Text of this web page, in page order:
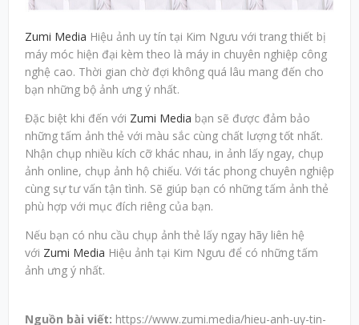
Zumi Media Hiệu ảnh uy tín tại Kim Ngưu với trang thiết bị
máy móc hiện đại kèm theo là máy in chuyên nghiệp công
nghệ cao. Thời gian chờ đợi không quá lâu mang đến cho
bạn những bộ ảnh ưng ý nhất.
Đặc biệt khi đến với Zumi Media bạn sẽ được đảm bảo
những tấm ảnh thẻ với màu sắc cùng chất lượng tốt nhất.
Nhận chụp nhiều kích cỡ khác nhau, in ảnh lấy ngay, chụp
ảnh online, chụp ảnh hộ chiếu. Với tác phong chuyên nghiệp
cùng sự tư vấn tận tình. Sẽ giúp bạn có những tấm ảnh thẻ
phù hợp với mục đích riêng của bạn.
Nếu bạn có nhu cầu chụp ảnh thẻ lấy ngay hãy liên hệ
với Zumi Media Hiệu ảnh tại Kim Ngưu để có những tấm
ảnh ưng ý nhất.
Nguồn bài viết: https://www.zumi.media/hieu-anh-uy-tin-